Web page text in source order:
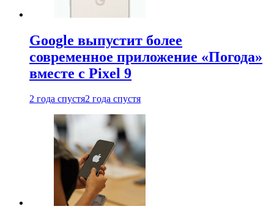
Google выпустит более
современное приложение «Погода»
вместе с Pixel 9
2 года спустя2 года спустя